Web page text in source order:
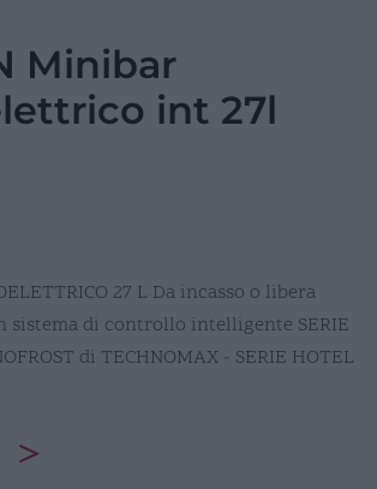
Minibar
int 27l
27 L Da incasso o libera
sistema di controllo intelligente SERIE
di TECHNOMAX - SERIE HOTEL